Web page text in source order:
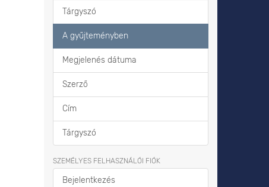
Tárgyszó
A gyűjteményben
Megjelenés dátuma
Szerző
Cím
Tárgyszó
SZEMÉLYES FELHASZNÁLÓI FIÓK
Bejelentkezés